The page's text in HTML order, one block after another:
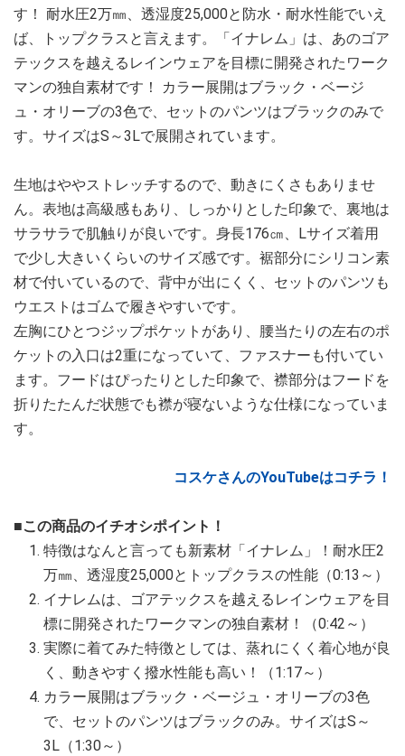
す！ 耐水圧2万㎜、透湿度25,000と防水・耐水性能でいえ
ば、トップクラスと言えます。「イナレム」は、あのゴア
テックスを越えるレインウェアを目標に開発されたワーク
マンの独自素材です！ カラー展開はブラック・ベージ
ュ・オリーブの3色で、セットのパンツはブラックのみで
す。サイズはS～3Lで展開されています。
生地はややストレッチするので、動きにくさもありませ
ん。表地は高級感もあり、しっかりとした印象で、裏地は
サラサラで肌触りが良いです。身長176㎝、Lサイズ着用
で少し大きいくらいのサイズ感です。裾部分にシリコン素
材で付いているので、背中が出にくく、セットのパンツも
ウエストはゴムで履きやすいです。
左胸にひとつジップポケットがあり、腰当たりの左右のポ
ケットの入口は2重になっていて、ファスナーも付いてい
ます。フードはぴったりとした印象で、襟部分はフードを
折りたたんだ状態でも襟が寝ないような仕様になっていま
す。
コスケさんのYouTubeはコチラ！
■この商品のイチオシポイント！
特徴はなんと言っても新素材「イナレム」！耐水圧2
万㎜、透湿度25,000とトップクラスの性能（0:13～）
イナレムは、ゴアテックスを越えるレインウェアを目
標に開発されたワークマンの独自素材！（0:42～）
実際に着てみた特徴としては、蒸れにくく着心地が良
く、動きやすく撥水性能も高い！（1:17～）
カラー展開はブラック・ベージュ・オリーブの3色
で、セットのパンツはブラックのみ。サイズはS～
3L（1:30～）